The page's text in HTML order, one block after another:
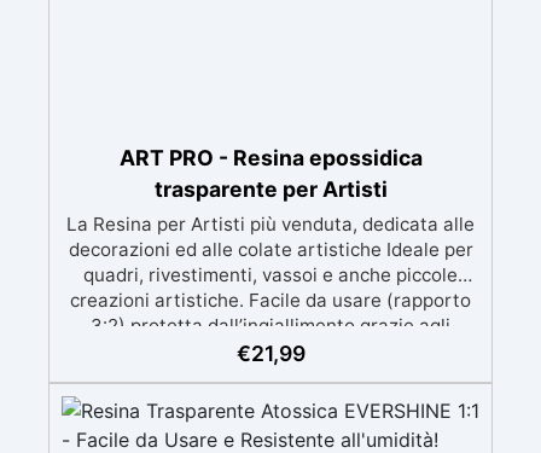
ART PRO - Resina epossidica
trasparente per Artisti
La Resina per Artisti più venduta, dedicata alle
decorazioni ed alle colate artistiche Ideale per
quadri, rivestimenti, vassoi e anche piccole
creazioni artistiche. Facile da usare (rapporto
3:2) protetta dall’ingiallimento grazie agli
speciali filtri UV Formula densa : non cola via,
in 12-24h garantendo una superficie lucida e
brillante
€21,99